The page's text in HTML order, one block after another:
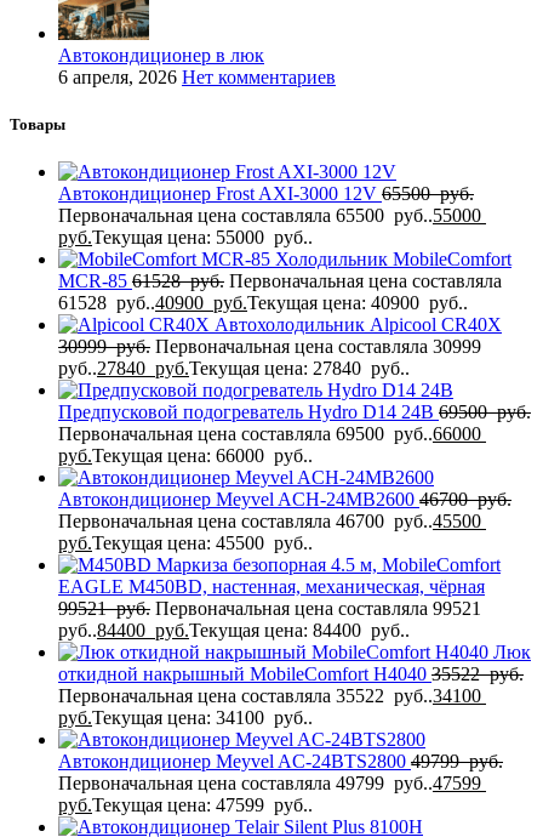
Автокондиционер в люк
6 апреля, 2026 Нет комментариев
Товары
Автокондиционер Frost AXI-3000 12V 65500руб.
Первоначальная цена составляла 65500 руб..55000
руб.Текущая цена: 55000 руб..
Холодильник MobileComfort
MCR-85 61528руб. Первоначальная цена составляла
61528 руб..40900 руб.Текущая цена: 40900 руб..
Автохолодильник Alpicool CR40X
30999руб. Первоначальная цена составляла 30999
руб..27840 руб.Текущая цена: 27840 руб..
Предпусковой подогреватель Hydro D14 24В 69500руб.
Первоначальная цена составляла 69500 руб..66000
руб.Текущая цена: 66000 руб..
Автокондиционер Meyvel ACH-24MB2600 46700руб.
Первоначальная цена составляла 46700 руб..45500
руб.Текущая цена: 45500 руб..
Маркиза безопорная 4.5 м, MobileComfort
EAGLE M450BD, настенная, механическая, чёрная
99521руб. Первоначальная цена составляла 99521
руб..84400 руб.Текущая цена: 84400 руб..
Люк
откидной накрышный MobileComfort H4040 35522руб.
Первоначальная цена составляла 35522 руб..34100
руб.Текущая цена: 34100 руб..
Автокондиционер Meyvel AC-24BTS2800 49799руб.
Первоначальная цена составляла 49799 руб..47599
руб.Текущая цена: 47599 руб..